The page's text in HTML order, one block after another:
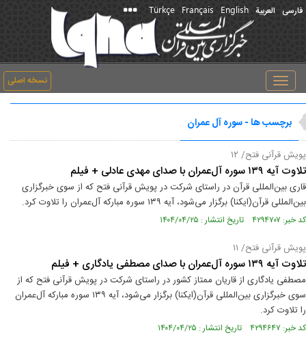
فارسی العربیة English
Français
Türkçe
نسخه اصلی
Toggle
navigation
برچسب ها - سوره آل عمران
پویش قرآنی فتح/ ۱۲
تلاوت آیه ۱۳۹ سوره آل‌عمران با صدای مهدی عادلی + فیلم
قاری بین‌المللی قرآن در راستای شرکت در پویش قرآنی فتح که از سوی خبرگزاری
بین‌المللی قرآن(ایکنا) برگزار می‌شود، آیه ۱۳۹ سوره مبارکه آل‌عمران را تلاوت کرد.
کد خبر: ۴۲۹۴۷۰۷ تاریخ انتشار : ۱۴۰۴/۰۴/۲۵
پویش قرآنی فتح/ ۱۱
تلاوت آیه ۱۳۹ سوره آل‌عمران با صدای مصطفی یادگاری + فیلم
مصطفی یادگاری از قاریان ممتاز کشور در راستای شرکت در پویش قرآنی فتح که از
سوی خبرگزاری بین‌المللی قرآن(ایکنا) برگزار می‌شود، آیه ۱۳۹ سوره مبارکه آل‌عمران
را تلاوت کرد.
کد خبر: ۴۲۹۴۶۴۷ تاریخ انتشار : ۱۴۰۴/۰۴/۲۵